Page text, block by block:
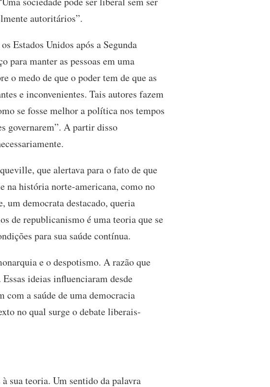
autoritários”.
Estados Unidos após a Segunda
para manter as pessoas em uma
o medo de que o poder tem de que as
e inconvenientes. Tais autores fazem
se fosse melhor a política nos tempos
governarem”. A partir disso
que alertava para o fato de que
na história norte-americana, como no
um democrata destacado, queria
de republicanismo é uma teoria que se
para sua saúde contínua.
e o despotismo. A razão que
ideias influenciaram desde
com a saúde de uma democracia
no qual surge o debate liberais-
sua teoria. Um sentido da palavra